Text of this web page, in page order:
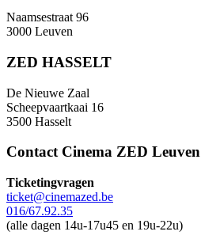
Naamsestraat 96
3000 Leuven
ZED HASSELT
De Nieuwe Zaal
Scheepvaartkaai 16
3500 Hasselt
Contact Cinema ZED Leuven
Ticketingvragen
ticket@cinemazed.be
016/67.92.35
(alle dagen 14u-17u45 en 19u-22u)